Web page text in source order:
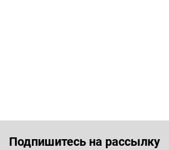
Подпишитесь на рассылку